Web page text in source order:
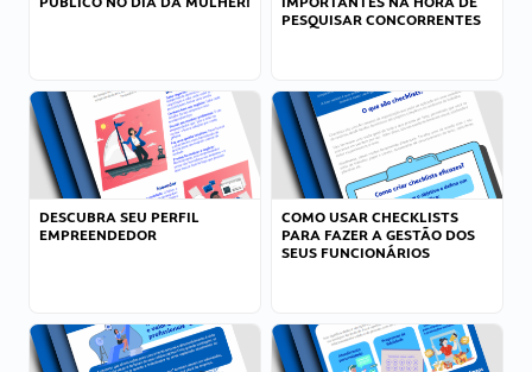
PESQUISAR CONCORRENTES
DESCUBRA SEU PERFIL
EMPREENDEDOR
COMO USAR CHECKLISTS
PARA FAZER A GESTÃO DOS
SEUS FUNCIONÁRIOS